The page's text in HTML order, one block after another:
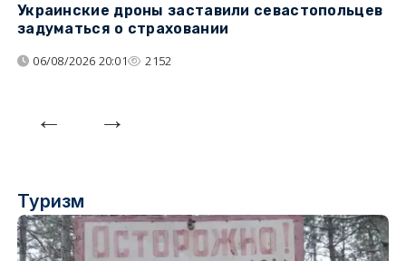
Украинские дроны заставили севастопольцев
задуматься о страховании
06/08/2026 20:01 2152
Туризм